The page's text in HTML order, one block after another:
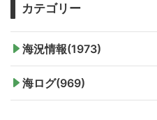
カテゴリー
海況情報(1973)
海ログ(969)